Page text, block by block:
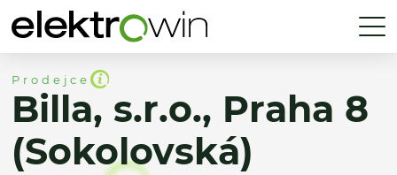
Prodejce
Billa, s.r.o., Praha 8
(Sokolovská)